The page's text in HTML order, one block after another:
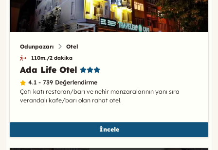
Odunpazarı Otel
110m./2 dakika
Ada Life Otel
4.1 - 739 Değerlendirme
Çatı katı restoran/barı ve nehir manzaralarının yanı sıra
verandalı kafe/barı olan rahat otel.
İncele